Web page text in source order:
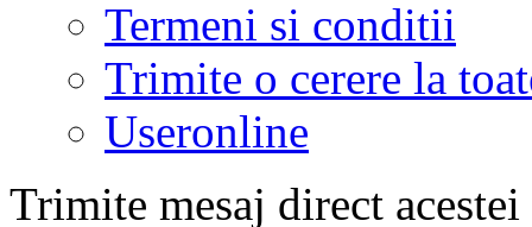
Termeni si conditii
Trimite o cerere la
Useronline
Trimite mesaj direct